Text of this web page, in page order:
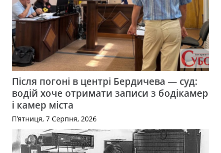
Після погоні в центрі Бердичева — суд:
водій хоче отримати записи з бодікамер
і камер міста
П’ятниця, 7 Серпня, 2026